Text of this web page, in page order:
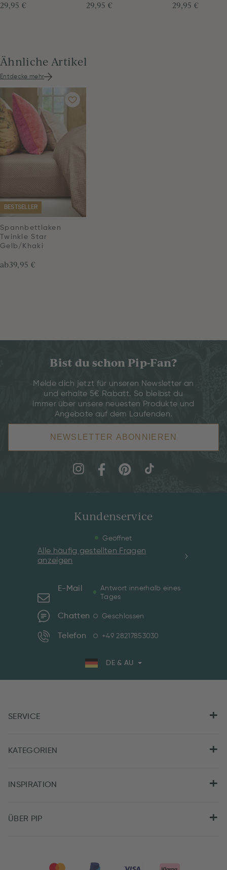
29,95 € 29,95 € 29,95 €
Ähnliche Artikel
Entdecke mehr
BESTSELLER
Spannbettlaken
Twinkle Star
Gelb/Khaki
ab39,95 €
Bist du schon Pip-Fan?
Melde dich jetzt für unseren Newsletter an
und erhalte 5€ Rabatt. So bleibst du
immer über unsere neuesten Produkte und
Angebote auf dem Laufenden.
NEWSLETTER ABONNIEREN
Kundenservice
Geöffnet
Alle häufig gestellten Fragen
anzeigen
E-Mail
Antwort innerhalb eines
Tages
Chatten Geschlossen
Telefon +49 28217853030
DE & AU
SERVICE
KATEGORIEN
INSPIRATION
ÜBER PIP